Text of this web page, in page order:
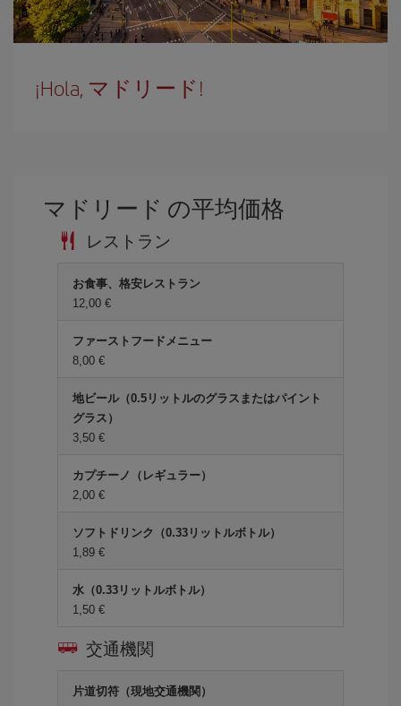
¡Hola, マドリード!
マドリード の平均価格
レストラン
お食事、格安レストラン
12,00 €
ファーストフードメニュー
8,00 €
地ビール（0.5リットルのグラスまたはパイント
グラス）
3,50 €
カプチーノ（レギュラー）
2,00 €
ソフトドリンク（0.33リットルボトル）
1,89 €
水（0.33リットルボトル）
1,50 €
交通機関
片道切符（現地交通機関）